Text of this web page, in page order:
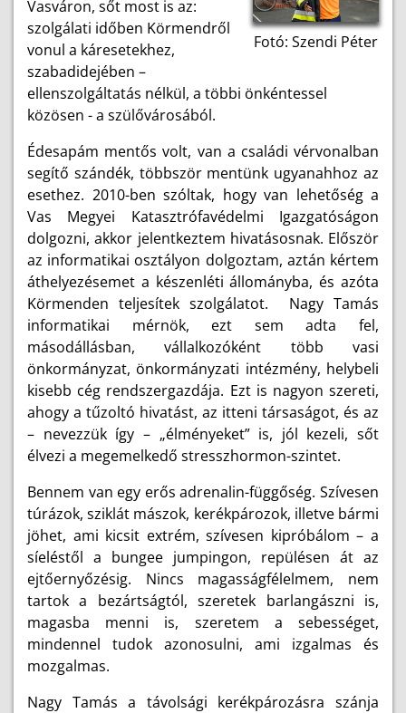
Fotó: Szendi Péter
Vasváron, sőt most is az:
szolgálati időben Körmendről
vonul a káresetekhez,
szabadidejében –
ellenszolgáltatás nélkül, a többi önkéntessel
közösen - a szülővárosából.
Édesapám mentős volt, van a családi vérvonalban
segítő szándék, többször mentünk ugyanahhoz az
esethez. 2010-ben szóltak, hogy van lehetőség a
Vas Megyei Katasztrófavédelmi Igazgatóságon
dolgozni, akkor jelentkeztem hivatásosnak. Először
az informatikai osztályon dolgoztam, aztán kértem
áthelyezésemet a készenléti állományba, és azóta
Körmenden teljesítek szolgálatot. Nagy Tamás
informatikai mérnök, ezt sem adta fel,
másodállásban, vállalkozóként több vasi
önkormányzat, önkormányzati intézmény, helybeli
kisebb cég rendszergazdája. Ezt is nagyon szereti,
ahogy a tűzoltó hivatást, az itteni társaságot, és az
– nevezzük így – „élményeket” is, jól kezeli, sőt
élvezi a megemelkedő stresszhormon-szintet.
Bennem van egy erős adrenalin-függőség. Szívesen
túrázok, sziklát mászok, kerékpározok, illetve bármi
jöhet, ami kicsit extrém, szívesen kipróbálom – a
síeléstől a bungee jumpingon, repülésen át az
ejtőernyőzésig. Nincs magasságfélelmem, nem
tartok a bezártságtól, szeretek barlangászni is,
magasba menni is, szeretem a sebességet,
mindennel tudok azonosulni, ami izgalmas és
mozgalmas.
Nagy Tamás a távolsági kerékpározásra szánja